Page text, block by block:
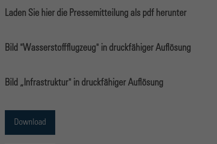
Laden Sie hier die Pressemitteilung als pdf herunter
Bild "Wasserstoffflugzeug" in druckfähiger Auflösung
Bild „Infrastruktur" in druckfähiger Auflösung
Download